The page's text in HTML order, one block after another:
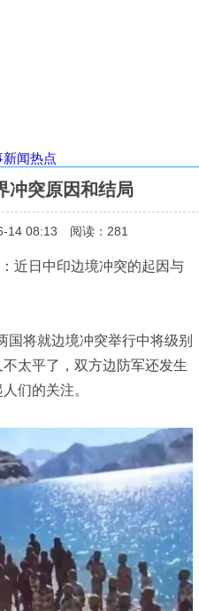
闻热点
冲突原因和结局
14 08:13 阅读： 281
近日中印边境冲突的起因与
国将就边境冲突举行中将级别
太平了，双方边防军还发生
们的关注。